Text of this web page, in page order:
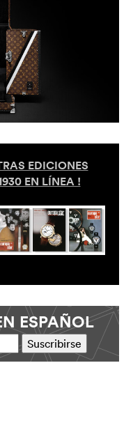
EDICIONES
EN LÍNEA !
ESPAÑOL